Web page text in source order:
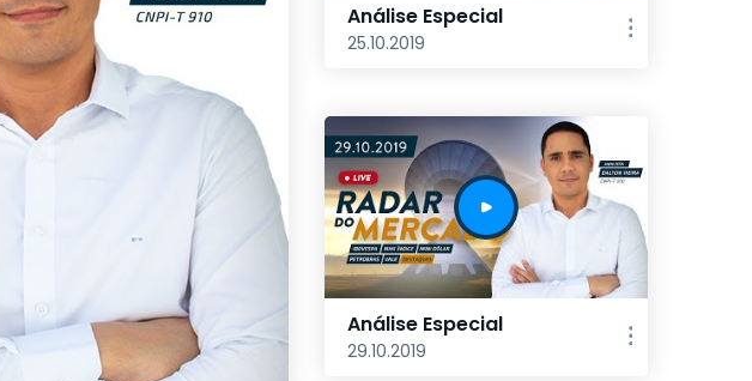
Análise Especial
25.10.2019
Análise Especial
29.10.2019